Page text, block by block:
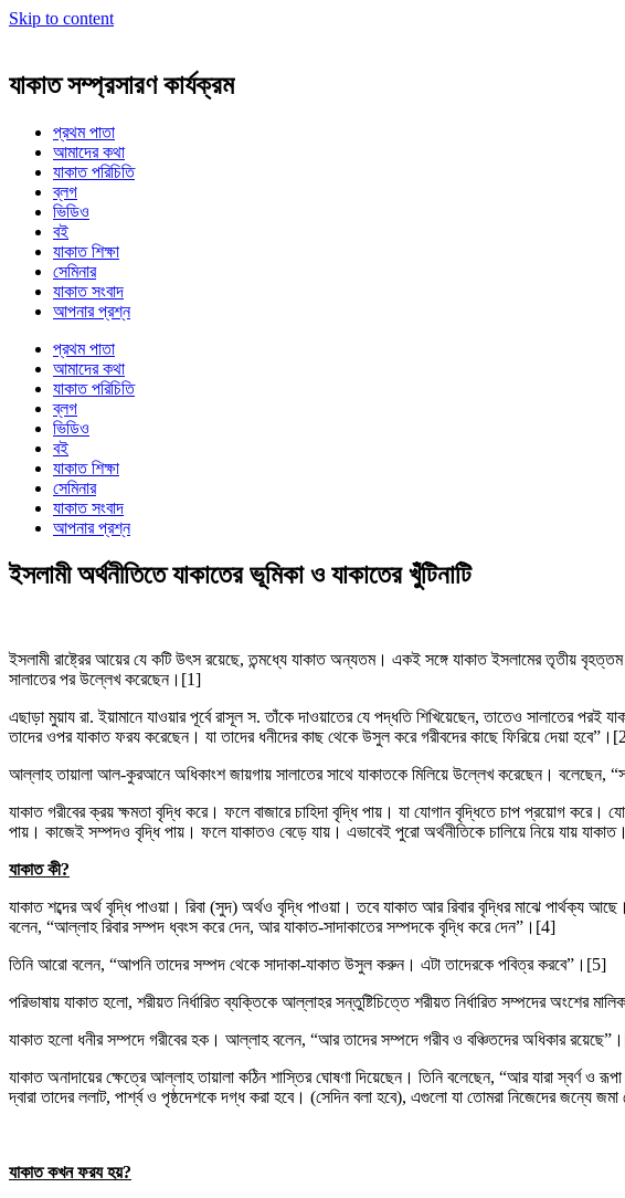
Skip to content
যাকাত সম্প্রসারণ কার্যক্রম
প্রথম পাতা
আমাদের কথা
যাকাত পরিচিতি
ব্লগ
ভিডিও
বই
যাকাত শিক্ষা
সেমিনার
যাকাত সংবাদ
আপনার প্রশ্ন
প্রথম পাতা
আমাদের কথা
যাকাত পরিচিতি
ব্লগ
ভিডিও
বই
যাকাত শিক্ষা
সেমিনার
যাকাত সংবাদ
আপনার প্রশ্ন
ইসলামী অর্থনীতিতে যাকাতের ভূমিকা ও যাকাতের খুঁটিনাটি
ইসলামী রাষ্ট্রের আয়ের যে কটি উৎস রয়েছে, তন্মধ্যে যাকাত অন্যতম। একই সঙ্গে যাকাত ইসলামের তৃতীয়
সালাতের পর উল্লেখ করেছেন।[1]
এছাড়া মুয়ায রা. ইয়ামানে যাওয়ার পূর্বে রাসূল স. তাঁকে দাওয়াতের যে পদ্ধতি শিখিয়েছেন, তাতেও সালাতের
তাদের ওপর যাকাত ফরয করেছেন। যা তাদের ধনীদের কাছ থেকে উসুল করে গরীবদের কাছে ফিরিয়ে দেয়া
আল্লাহ তায়ালা আল-কুরআনে অধিকাংশ জায়গায় সালাতের সাথে যাকাতকে মিলিয়ে উল্লেখ করেছেন।
যাকাত গরীবের ক্রয় ক্ষমতা বৃদ্ধি করে। ফলে বাজারে চাহিদা বৃদ্ধি পায়। যা যোগান বৃদ্ধিতে চাপ প্রয়োগ করে।
পায়। কাজেই সম্পদও বৃদ্ধি পায়। ফলে যাকাতও বেড়ে যায়। এভাবেই পুরো অর্থনীতিকে চালিয়ে নিয়ে যায় যাকাত।
যাকাত কী?
যাকাত শব্দের অর্থ বৃদ্ধি পাওয়া। রিবা (সুদ) অর্থও বৃদ্ধি পাওয়া। তবে যাকাত আর রিবার বৃদ্ধির মাঝে
বলেন, “আল্লাহ রিবার সম্পদ ধ্বংস করে দেন, আর যাকাত-সাদাকাতের সম্পদকে বৃদ্ধি করে দেন”।[4]
তিনি আরো বলেন, “আপনি তাদের সম্পদ থেকে সাদাকা-যাকাত উসুল করুন। এটা তাদেরকে পবিত্র করবে”।[5]
পরিভাষায় যাকাত হলো, শরীয়ত নির্ধারিত ব্যক্তিকে আল্লাহর সন্তুষ্টিচিত্তে শরীয়ত নির্ধারিত সম্পদের অংশের মালিক
যাকাত হলো ধনীর সম্পদে গরীবের হক। আল্লাহ বলেন, “আর তাদের সম্পদে গরীব ও বঞ্চিতদের অধিকার
যাকাত অনাদায়ের ক্ষেত্রে আল্লাহ তায়ালা কঠিন শাস্তির ঘোষণা দিয়েছেন। তিনি বলেছেন, “আর যারা স্বর্ণ
দ্বারা তাদের ললাট, পার্শ্ব ও পৃষ্ঠদেশকে দগ্ধ করা হবে। (সেদিন বলা হবে), এগুলো যা তোমরা নিজেদের জন্যে
যাকাত কখন ফরয হয়?